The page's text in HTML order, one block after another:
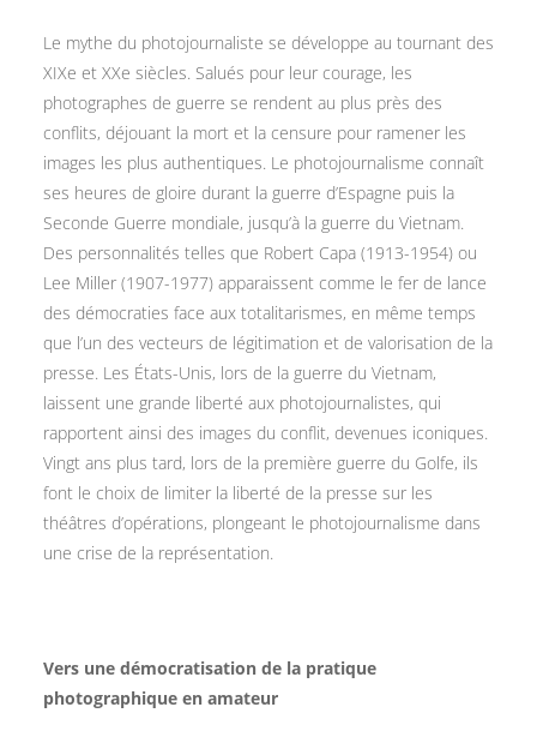
Le mythe du photojournaliste se développe au tournant des
XIXe et XXe siècles. Salués pour leur courage, les
photographes de guerre se rendent au plus près des
conflits, déjouant la mort et la censure pour ramener les
images les plus authentiques. Le photojournalisme connaît
ses heures de gloire durant la guerre d’Espagne puis la
Seconde Guerre mondiale, jusqu’à la guerre du Vietnam.
Des personnalités telles que Robert Capa (1913-1954) ou
Lee Miller (1907-1977) apparaissent comme le fer de lance
des démocraties face aux totalitarismes, en même temps
que l’un des vecteurs de légitimation et de valorisation de la
presse. Les États-Unis, lors de la guerre du Vietnam,
laissent une grande liberté aux photojournalistes, qui
rapportent ainsi des images du conflit, devenues iconiques.
Vingt ans plus tard, lors de la première guerre du Golfe, ils
font le choix de limiter la liberté de la presse sur les
théâtres d’opérations, plongeant le photojournalisme dans
une crise de la représentation.
Vers une démocratisation de la pratique
photographique en amateur